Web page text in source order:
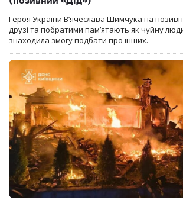
Героя України В’ячеслава Шимчука на
друзі та побратими пам’ятають як чуйну
знаходила змогу подбати про інших.